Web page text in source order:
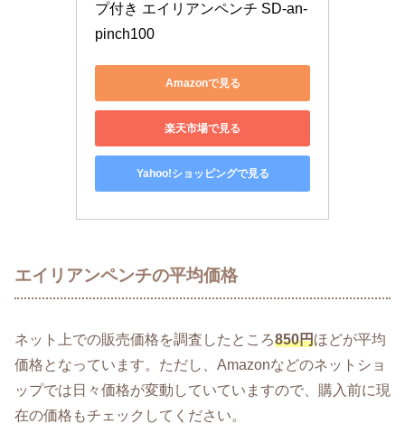
プ付き エイリアンペンチ SD-an-
pinch100
Amazonで見る
楽天市場で見る
Yahoo!ショッピングで見る
エイリアンペンチの平均価格
ネット上での販売価格を調査したところ850円ほどが平均
価格となっています。ただし、Amazonなどのネットショ
ップでは日々価格が変動していていますので、購入前に現
在の価格もチェックしてください。